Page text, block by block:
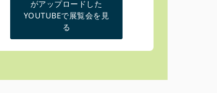
がアップロードした
YOUTUBEで展覧会を見
る